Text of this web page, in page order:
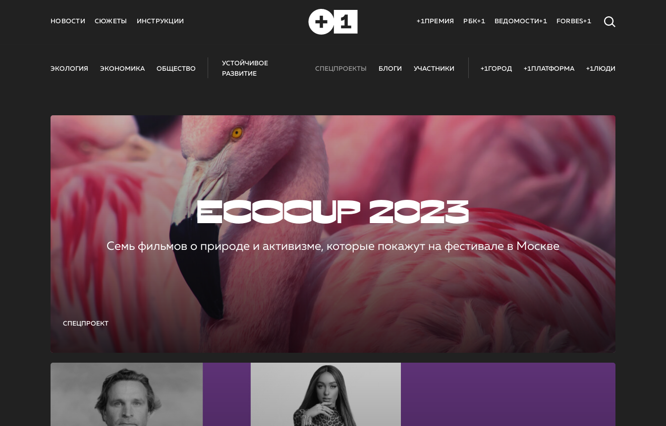
НОВОСТИ СЮЖЕТЫ ИНСТРУКЦИИ +1ПРЕМИЯ РБК+1 ВЕДОМОСТИ+1 FORBES+1
ЭКОЛОГИЯ ЭКОНОМИКА ОБЩЕСТВО
УСТОЙЧИВОЕ
РАЗВИТИЕ
СПЕЦПРОЕКТЫ БЛОГИ УЧАСТНИКИ +1ГОРОД +1ПЛАТФОРМА +1ЛЮДИ
СПЕЦПРОЕКТ
ECOCUP 2023
Семь фильмов о природе и активизме, которые покажут на фестивале в Москве